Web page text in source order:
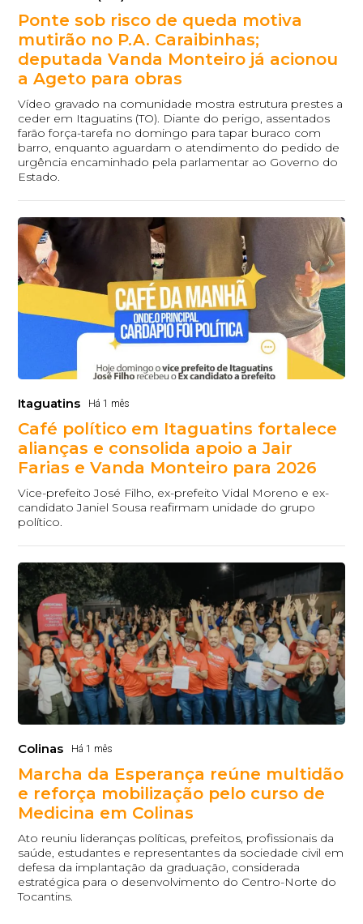
Ponte sob risco de queda motiva
mutirão no P.A. Caraibinhas;
deputada Vanda Monteiro já acionou
a Ageto para obras
Vídeo gravado na comunidade mostra estrutura prestes a
ceder em Itaguatins (TO). Diante do perigo, assentados
farão força-tarefa no domingo para tapar buraco com
barro, enquanto aguardam o atendimento do pedido de
urgência encaminhado pela parlamentar ao Governo do
Estado.
Itaguatins Há 1 mês
Café político em Itaguatins fortalece
alianças e consolida apoio a Jair
Farias e Vanda Monteiro para 2026
Vice-prefeito José Filho, ex-prefeito Vidal Moreno e ex-
candidato Janiel Sousa reafirmam unidade do grupo
político.
Colinas Há 1 mês
Marcha da Esperança reúne multidão
e reforça mobilização pelo curso de
Medicina em Colinas
Ato reuniu lideranças políticas, prefeitos, profissionais da
saúde, estudantes e representantes da sociedade civil em
defesa da implantação da graduação, considerada
estratégica para o desenvolvimento do Centro-Norte do
Tocantins.